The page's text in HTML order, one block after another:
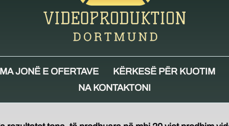
JONË E OFERTAVE
KËRKESË PËR KUOTIM
NA KONTAKTONI